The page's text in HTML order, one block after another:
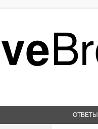
ОТВЕТЫ